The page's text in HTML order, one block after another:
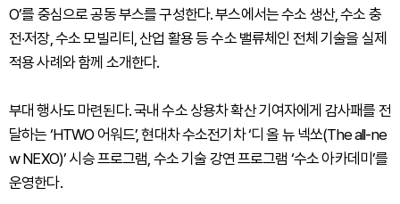
O’를 중심으로 공동 부스를 구성한다. 부스에서는 수소 생산, 수소 충
전·저장, 수소 모빌리티, 산업 활용 등 수소 밸류체인 전체 기술을 실제
적용 사례와 함께 소개한다.
부대 행사도 마련된다. 국내 수소 상용차 확산 기여자에게 감사패를 전
달하는 ‘HTWO 어워드’, 현대차 수소전기차 ‘디 올 뉴 넥쏘(The all-ne
w NEXO)’ 시승 프로그램, 수소 기술 강연 프로그램 ‘수소 아카데미’를
운영한다.